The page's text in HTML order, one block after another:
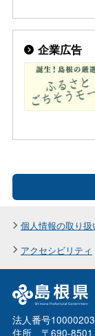
企業広告
個人情報の取り扱
アクセシビリティ
法人番号
住所 〒690-8501